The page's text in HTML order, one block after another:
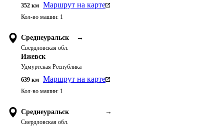
352 км Маршрут на карте
Кол-во машин: 1
Среднеуральск →
Свердловская обл.
Ижевск
Удмуртская Республика
639 км Маршрут на карте
Кол-во машин: 1
Среднеуральск →
Свердловская обл.